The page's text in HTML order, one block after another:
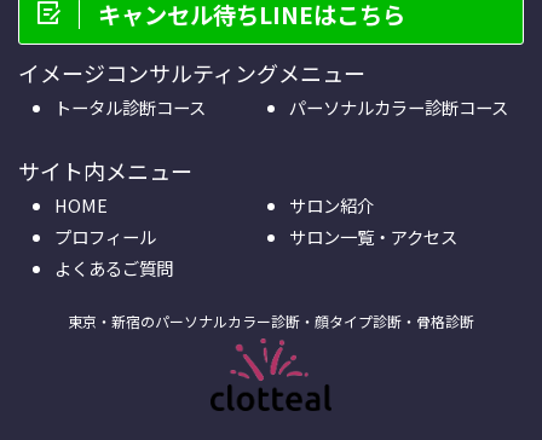
キャンセル待ちLINEはこちら
イメージコンサルティングメニュー
トータル診断コース パーソナルカラー診断コース
サイト内メニュー
HOME
サロン紹介
プロフィール
サロン一覧・アクセス
よくあるご質問
東京・新宿のパーソナルカラー診断・顔タイプ診断・骨格診断